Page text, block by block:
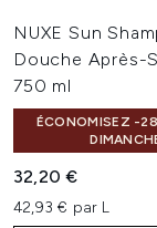
NUXE Sun
Douche Après-
750 ml
ÉCONOMISEZ -
32,20 €
42,93 € par L